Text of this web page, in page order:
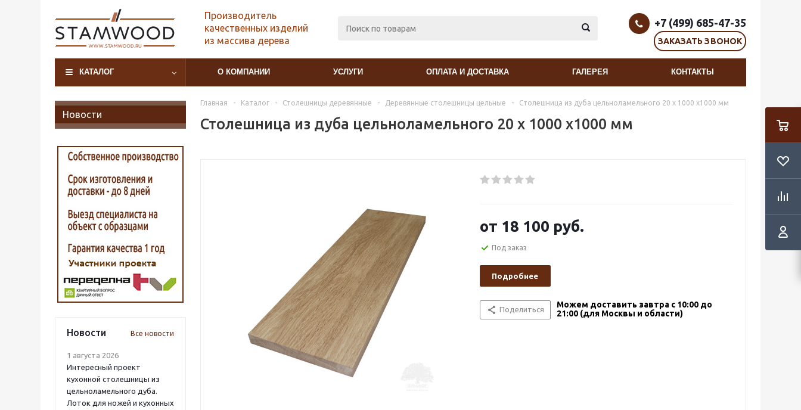
Производитель
качественных изделий
из массива дерева
+7 (499) 685-47-35
ЗАКАЗАТЬ ЗВОНОК
КАТАЛОГ О КОМПАНИИ УСЛУГИ ОПЛАТА И ДОСТАВКА ГАЛЕРЕЯ КОНТАКТЫ
Новости
Новости Все новости
1 августа 2026
Интересный проект
кухонной столешницы из
цельноламельного дуба.
Лоток для ножей и кухонных
Главная - Каталог - Столешницы деревянные - Деревянные столешницы цельные - Столешница из дуба цельноламельного 20 х 1000 х1000 мм
Столешница из дуба цельноламельного 20 х 1000 х1000 мм
от 18 100 руб.
Под заказ
Подробнее
Поделиться
Можем доставить завтра с 10:00 до
21:00 (для Москвы и области)